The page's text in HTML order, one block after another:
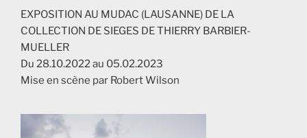
EXPOSITION AU MUDAC (LAUSANNE) DE LA
COLLECTION DE SIEGES DE THIERRY BARBIER-
MUELLER
Du 28.10.2022 au 05.02.2023
Mise en scène par Robert Wilson